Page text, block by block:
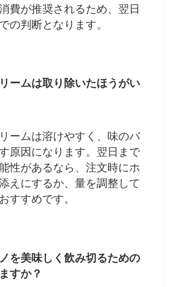
費が推奨されるため、翌日
の判断となります。
ームは取り除いたほうがい
ームは溶けやすく、味のバ
原因になります。翌日まで
性があるなら、注文時にホ
えにするか、量を調整して
すすめです。
を美味しく飲み切るための
すか？